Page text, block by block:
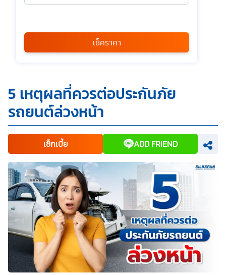
กรุณาเลือก
*
ข้าพเจ้ารับทราบนโยบายคุ้มครองข้อมูลส่วนบุคคล และยินยอมให้
บริษัท SILKSPAN อินชัวรันซ์ โบรกเกอร์เรจ จำกัด รวมถึงบริษัท
ในเครือที่เกี่ยวข้องกัน ตลอดจนคู่ค้าทางธุรกิจและ/หรือ
พันธมิตรของบริษัทเหล่านี้ สามารถเก็บ ใช้ และ/หรือ เปิดเผย
ข้อมูลส่วนบุคคลและข้อมูลส่วนบุคคลที่มีความอ่อนไหวของ
ข้าพเจ้า เพื่อวัตถุประสงค์ในการดำเนินการติดต่อและนำเสนอ
ข้อมูลสำหรับการขายผลิตภัณฑ์ การจัดทำรายการส่งเสริมการ
ขายและการตลาด แจ้งสิทธิประโยชน์หรือข่าวสารต่างๆ แจ้ง
ข้อมูลเกี่ยวกับผลิตภัณฑ์ หรือกรมธรรม์ประกันภัย การใช้ข้อมูล
เพื่อพัฒนาผลิตภัณฑ์หรือบริการต่างๆ หรือเพื่อกิจกรรมอื่นๆ
ท่านสามารถอ่านรายละเอียดนโยบายคุ้มครองข้อมูลส่วนบุคคล
และสิทธิของเจ้าของข้อมูลส่วนบุคคลได้ที่เว็บไซต์คำประกาศ
เกี่ยวกับความเป็นส่วนตัว
ก่อนให้ความยินยอม ทั้งนี้ ก่อนการ
แสดงเจตนา ข้าพเจ้าได้อ่านรายละเอียดจากเอกสารชี้แจงข้อมูล
หรือได้รับคำอธิบายจากหน่วยงานถึงวัตถุประสงค์ในการเก็บ
รวบรวม ใช้หรือเปิดเผยข้อมูลส่วนบุคคล (“ประมวลผลข้อมูล
ส่วนบุคคล”) และมีความเข้าใจดีแล้ว ข้าพเจ้าให้ความยินยอมหรือ
ปฏิเสธไม่ให้ความยินยอมในเอกสารนี้ด้วยความสมัครใจ
ปราศจากการบังคับหรือชักจูง และข้าพเจ้าทราบว่าข้าพเจ้า
สามารถถอนความยินยอมนี้เสียเมื่อใดก็ได้ เว้นแต่ในกรณีมีข้อ
จำกัดสิทธิตามกฎหมายหรือยังมีสัญญาระหว่างข้าพเจ้ากับ
สถาบันที่ให้ประโยชน์แก่ข้าพเจ้าอยู่ กรณีที่ข้าพเจ้าประสงค์จะไม่
ให้ความยินยอม ข้าพเจ้าเข้าใจและยอมรับว่า การไม่ให้ความ
ยินยอมจะมีผลทำให้ข้าพเจ้า (เช่น ข้าพเจ้าอาจได้รับความสะดวก
เช็คราคา
5 เหตุผลที่ควรต่อประกันภัย
รถยนต์ล่วงหน้า
เช็กเบี้ย ADD FRIEND